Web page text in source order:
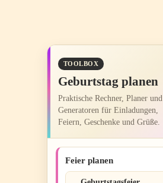
TOOLBOX
Geburtstag planen
Praktische Rechner, Planer und
Generatoren für Einladungen,
Feiern, Geschenke und Grüße.
Feier planen